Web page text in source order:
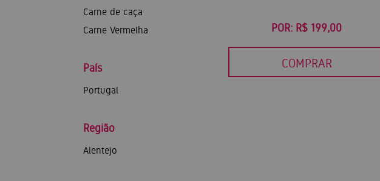
Carne de caça
Carne Vermelha
País
Portugal
Região
Alentejo
POR: R$ 199,00
COMPRAR